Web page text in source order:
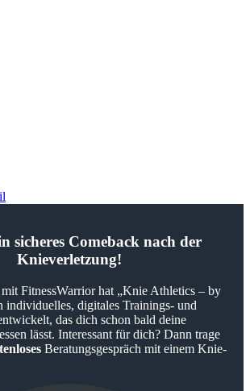
sicheres Comeback nach der
Knieverletzung!
FitnessWarrior hat „Knie Athletics – by
individuelles, digitales Trainings- und
das dich schon bald deine
lässt. Interessant für dich? Dann trage
Beratungsgespräch mit einem Knie-